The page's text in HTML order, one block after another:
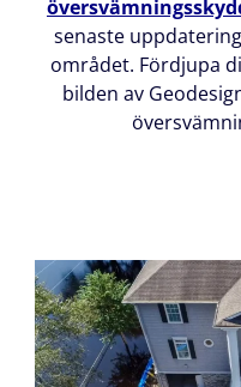
senaste
området. Fördjupa
bilden av